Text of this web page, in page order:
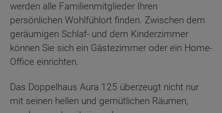
werden alle Familienmitglieder Ihren
persönlichen Wohlfühlort finden. Zwischen dem
geräumigen Schlaf- und dem Kinderzimmer
können Sie sich ein Gästezimmer oder ein Home-
Office einrichten.
Das Doppelhaus Aura 125 überzeugt nicht nur
mit seinen hellen und gemütlichen Räumen,